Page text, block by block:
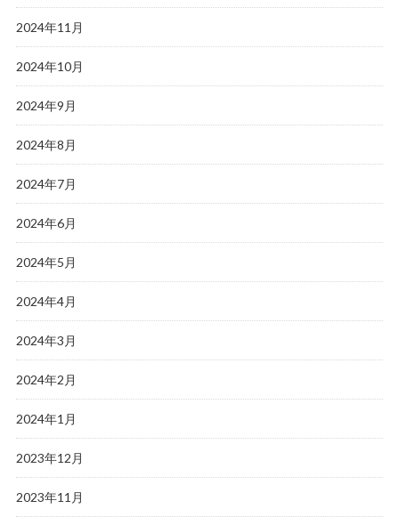
2024年11月
2024年10月
2024年9月
2024年8月
2024年7月
2024年6月
2024年5月
2024年4月
2024年3月
2024年2月
2024年1月
2023年12月
2023年11月